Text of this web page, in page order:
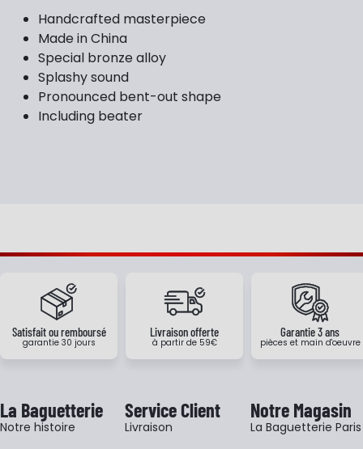
Handcrafted masterpiece
Made in China
Special bronze alloy
Splashy sound
Pronounced bent-out shape
Including beater
Satisfait ou remboursé
garantie 30 jours
Livraison offerte
à partir de 59€
Garantie 3 ans
pièces et main d'oeuvre
La Baguetterie
Notre histoire
Service Client
Livraison
Notre Magasin
La Baguetterie Paris